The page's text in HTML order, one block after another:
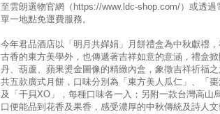
至雲朗選物官網（https://www.ldc-shop.com/）或透
單一地點免運費服務。
今年君品酒店以「明月共嬋娟」月餅禮盒為中秋獻禮
古香的東方美學外，也傳遞著吉祥如意的意涵，禮盒
丹、葫蘆、蘋果燙金圖像的精緻內盒，象徵吉祥祈福
共五款廣式月餅，口味分別為「東方美人瓜仁」、「
及「干貝XO」，每種口味各一入；另附一款台灣高山
口便能品到花香及果香，感受濃厚的中秋傳統及詩人